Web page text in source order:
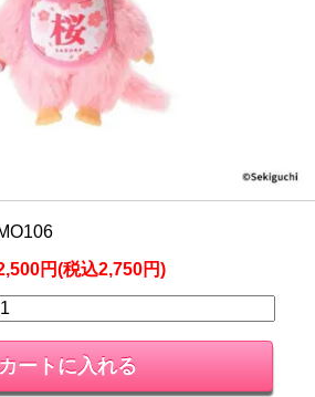
円(税込2,750円)